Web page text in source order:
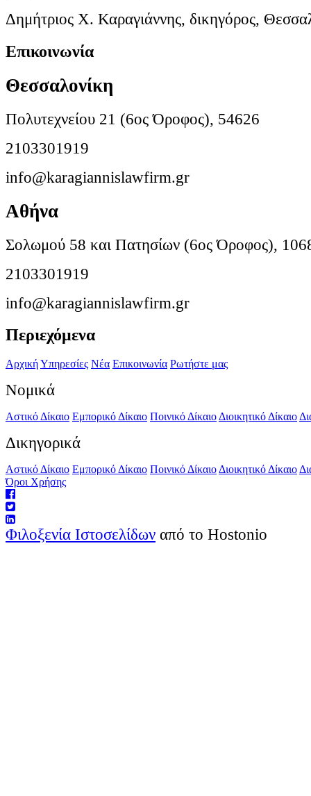
Δημήτριος Χ. Καραγιάννης, δικηγόρος,
Επικοινωνία
Θεσσαλονίκη
Πολυτεχνείου 21 (6ος Όροφος), 54626
2103301919
info@karagiannislawfirm.gr
Αθήνα
Σολωμού 58 και Πατησίων (6ος Όροφος),
2103301919
info@karagiannislawfirm.gr
Περιεχόμενα
ΑρχικήΥπηρεσίες Νέα Επικοινωνία Ρωτήστε μας
Νομικά
Αστικό Δίκαιο Εμπορικό Δίκαιο Ποινικό Δίκαιο Διοικητικό Δίκαιο
Δικηγορικά
Αστικό Δίκαιο Εμπορικό Δίκαιο Ποινικό Δίκαιο Διοικητικό Δίκαιο
Όροι Χρήσης
Φιλοξενία Ιστοσελίδων από το Hostonio